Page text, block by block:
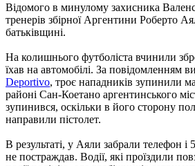
Відомого в минулому захисника
тренерів збірної Аргентини Роберто
батьківщині.
На колишнього футболіста вчинили
їхав на автомобілі. За повідомленням
Deportivo, троє нападників зупинили
районі Сан-Коетано аргентинського
зупинився, оскільки в його сторону
направили пістолет.
В результаті, у Аяли забрали телефон
не постраждав. Водії, які проїздили